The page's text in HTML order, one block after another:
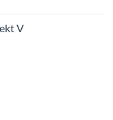
V